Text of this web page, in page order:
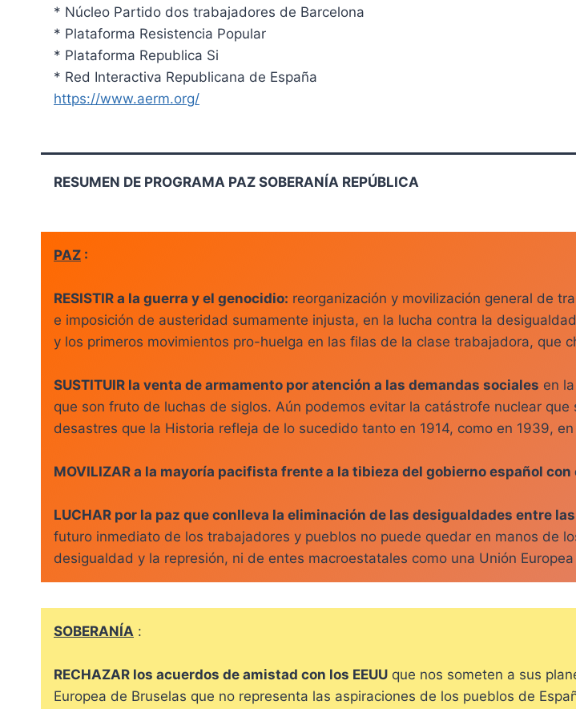
* Núcleo Partido dos trabajadores de Barcelona
* Plataforma Resistencia Popular
* Plataforma Republica Si
* Red Interactiva Republicana de España
https://www.aerm.org/
RESUMEN DE PROGRAMA PAZ SOBERANÍA REPÚBLICA
PAZ :
RESISTIR a la guerra y el genocidio: reorganización y movilización general de
e imposición de austeridad sumamente injusta, en la lucha contra la
y los primeros movimientos pro-huelga en las filas de la clase trabajadora, que
SUSTITUIR la venta de armamento por atención a las demandas sociales en
que son fruto de luchas de siglos. Aún podemos evitar la catástrofe nuclear
desastres que la Historia refleja de lo sucedido tanto en 1914, como en 1939,
MOVILIZAR a la mayoría pacifista frente a la tibieza del gobierno español
LUCHAR por la paz que conlleva la eliminación de las desigualdades entre
futuro inmediato de los trabajadores y pueblos no puede quedar en manos de
desigualdad y la represión, ni de entes macroestatales como una Unión
SOBERANÍA :
RECHAZAR los acuerdos de amistad con los EEUU que nos someten a sus
Europea de Bruselas que no representa las aspiraciones de los pueblos de